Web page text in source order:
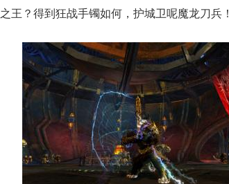
之王？得到狂战手镯如何，护城卫呢魔龙刀兵！